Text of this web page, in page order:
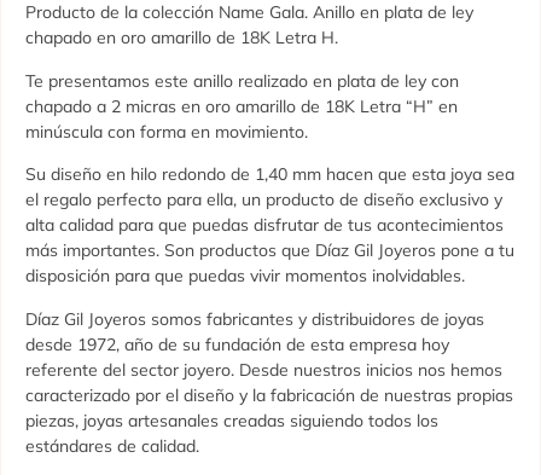
Producto de la colección Name Gala. Anillo en plata de ley
chapado en oro amarillo de 18K Letra H.
Te presentamos este anillo realizado en plata de ley con
chapado a 2 micras en oro amarillo de 18K Letra “H” en
minúscula con forma en movimiento.
Su diseño en hilo redondo de 1,40 mm hacen que esta joya sea
el regalo perfecto para ella, un producto de diseño exclusivo y
alta calidad para que puedas disfrutar de tus acontecimientos
más importantes. Son productos que Díaz Gil Joyeros pone a tu
disposición para que puedas vivir momentos inolvidables.
Díaz Gil Joyeros somos fabricantes y distribuidores de joyas
desde 1972, año de su fundación de esta empresa hoy
referente del sector joyero. Desde nuestros inicios nos hemos
caracterizado por el diseño y la fabricación de nuestras propias
piezas, joyas artesanales creadas siguiendo todos los
estándares de calidad.